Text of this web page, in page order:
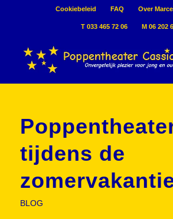
Cookiebeleid FAQ Over
T 033 465 72 06 M 06 202
tijdens de
BLOG